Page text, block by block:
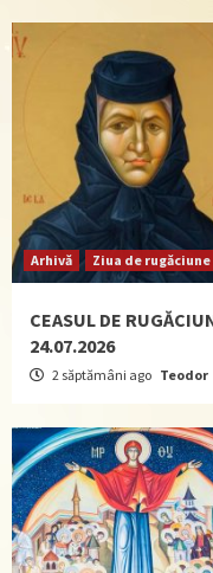
Arhivă Ziua de rugăciune
CEASUL DE
24.07.2026
2 săptămâni ago Teodor